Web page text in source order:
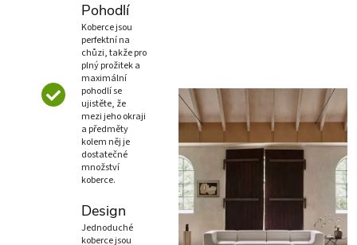
Pohodlí
Koberce jsou
perfektní na
chůzi, takže pro
plný prožitek a
maximální
pohodlí se
ujistěte, že
mezi jeho okraji
a předměty
kolem něj je
dostatečné
množství
koberce.
Design
Jednoduché
koberce jsou